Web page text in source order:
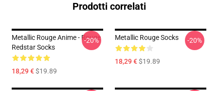
Prodotti correlati
Metallic Rouge Anime - Rouge
Redstar Socks
18,29 €$19.89
-20% Metallic Rouge Socks
18,29 €$19.89
-20%